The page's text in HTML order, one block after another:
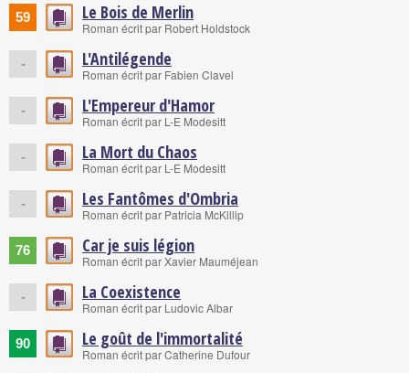
59 Le Bois de Merlin
Roman écrit par Robert Holdstock
- L'Antilégende
Roman écrit par Fabien Clavel
- L'Empereur d'Hamor
Roman écrit par L-E Modesitt
- La Mort du Chaos
Roman écrit par L-E Modesitt
- Les Fantômes d'Ombria
Roman écrit par Patricia McKillip
76 Car je suis légion
Roman écrit par Xavier Mauméjean
- La Coexistence
Roman écrit par Ludovic Albar
90 Le goût de l'immortalité
Roman écrit par Catherine Dufour